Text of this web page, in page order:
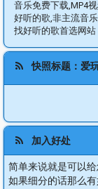
音乐免费下载,MP4
好听的歌,非主流音
找好听的歌首选网站
快照标题：爱
加入好处
简单来说就是可以
如果细分的话那么有